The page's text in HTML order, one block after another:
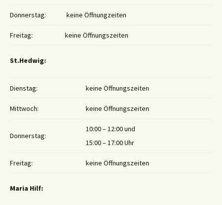
Donnerstag: keine Öffnungzeiten
Freitag: keine Öffnungszeiten
St.Hedwig:
Dienstag: keine Öffnungszeiten
Mittwoch: keine Öffnungszeiten
Donnerstag:
10:00 – 12:00 und
15:00 – 17:00 Uhr
Freitag: keine Öffnungszeiten
Maria Hilf: